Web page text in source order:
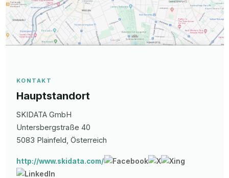
KONTAKT
Hauptstandort
SKIDATA GmbH
Untersbergstraße 40
5083 Plainfeld , Österreich
http://www.skidata.com/